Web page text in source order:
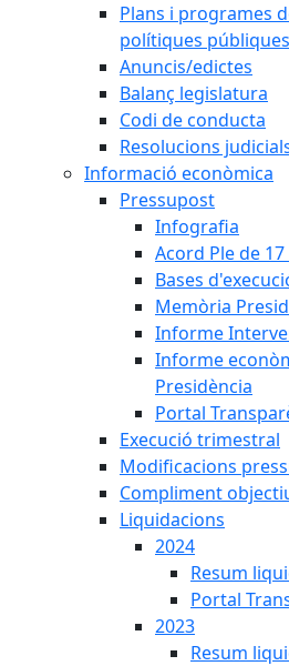
Plans i programes
polítiques públiques
Anuncis/edictes
Balanç legislatura
Codi de conducta
Resolucions
Informació econòmica
Pressupost
Infografia
Acord Ple de
Bases
Memòria
Informe
Informe
Presidència
Portal
Execució trimestral
Modificacions
Compliment
Liquidacions
2024
Resum
Portal
2023
Resum